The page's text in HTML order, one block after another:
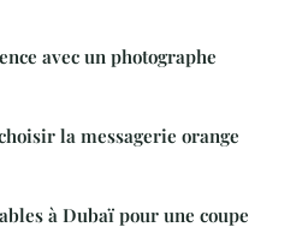
avec un photographe
la messagerie orange
à Dubaï pour une coupe